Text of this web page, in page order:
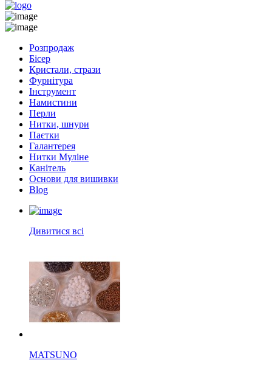
Розпродаж
Бісер
Кристали, стрази
Фурнітура
Інструмент
Намистини
Перли
Нитки, шнури
Паєтки
Галантерея
Нитки Муліне
Канітель
Основи для вишивки
Blog
Дивитися всі
MATSUNO